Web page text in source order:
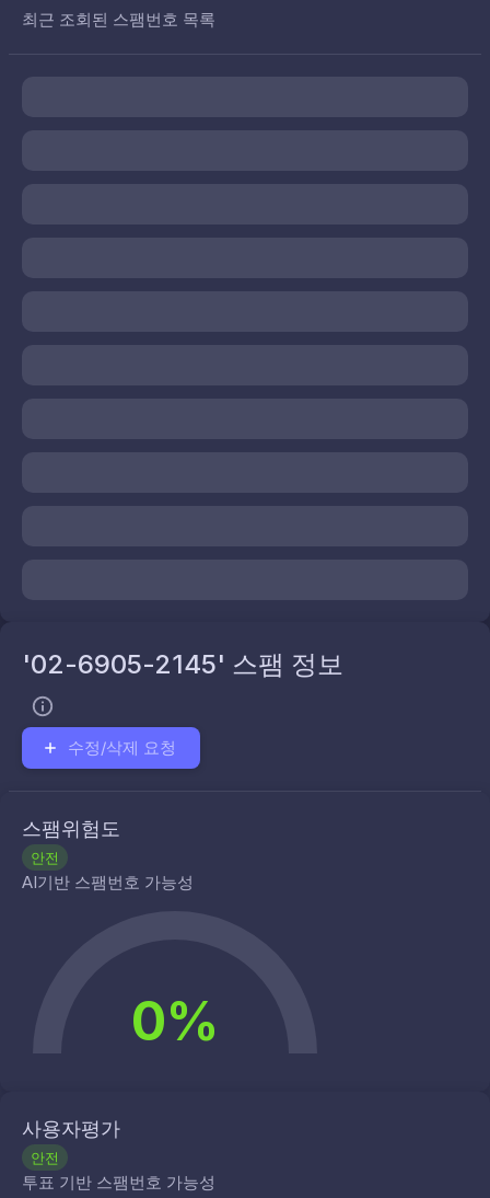
최근 조회된 스팸번호 목록
'02-6905-2145' 스팸 정보
수정/삭제 요청
스팸위험도
안전
AI기반 스팸번호 가능성
0%
사용자평가
안전
투표 기반 스팸번호 가능성